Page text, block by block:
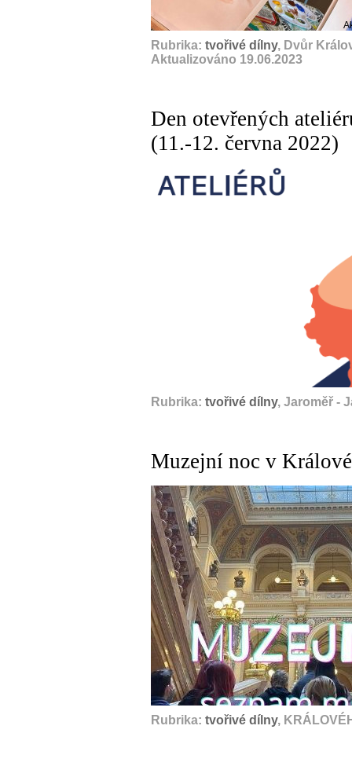
Rubrika: tvořivé dílny, Dvůr
Aktualizováno 19.06.2023
Den otevřených
(11.-12. června 2022)
Rubrika: tvořivé dílny, Jaroměř -
Muzejní noc v
Rubrika: tvořivé dílny,